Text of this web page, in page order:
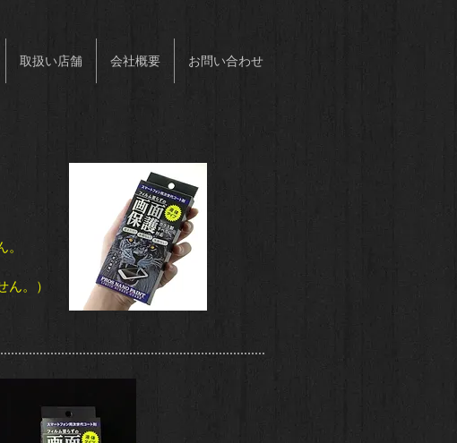
取扱い店舗 会社概要 お問い合わせ
。）